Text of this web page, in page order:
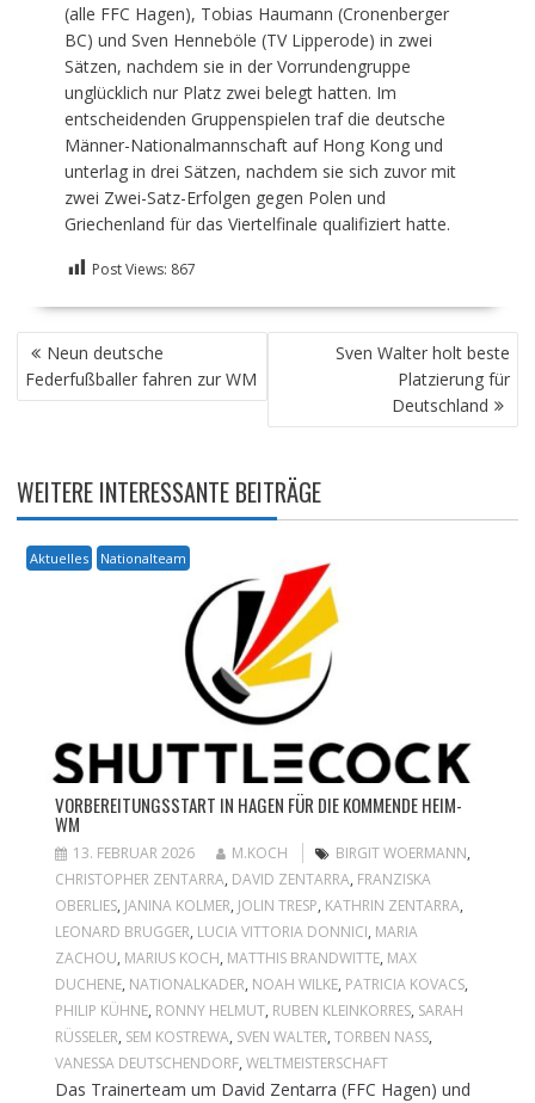
(alle FFC Hagen), Tobias Haumann (Cronenberger
BC) und Sven Henneböle (TV Lipperode) in zwei
Sätzen, nachdem sie in der Vorrundengruppe
unglücklich nur Platz zwei belegt hatten. Im
entscheidenden Gruppenspielen traf die deutsche
Männer-Nationalmannschaft auf Hong Kong und
unterlag in drei Sätzen, nachdem sie sich zuvor mit
zwei Zwei-Satz-Erfolgen gegen Polen und
Griechenland für das Viertelfinale qualifiziert hatte.
Post Views: 867
BEITRAGSNAVIGATION
Neun deutsche
Federfußballer fahren zur WM
Sven Walter holt beste
Platzierung für
Deutschland
WEITERE INTERESSANTE BEITRÄGE
Aktuelles Nationalteam
VORBEREITUNGSSTART IN HAGEN FÜR DIE KOMMENDE HEIM-
WM
13. FEBRUAR 2026 M.KOCH BIRGIT WOERMANN,
CHRISTOPHER ZENTARRA, DAVID ZENTARRA, FRANZISKA
OBERLIES, JANINA KOLMER, JOLIN TRESP, KATHRIN ZENTARRA,
LEONARD BRUGGER, LUCIA VITTORIA DONNICI, MARIA
ZACHOU, MARIUS KOCH, MATTHIS BRANDWITTE, MAX
DUCHENE, NATIONALKADER, NOAH WILKE, PATRICIA KOVACS,
PHILIP KÜHNE, RONNY HELMUT, RUBEN KLEINKORRES, SARAH
RÜSSELER, SEM KOSTREWA, SVEN WALTER, TORBEN NASS,
VANESSA DEUTSCHENDORF, WELTMEISTERSCHAFT
Das Trainerteam um David Zentarra (FFC Hagen) und